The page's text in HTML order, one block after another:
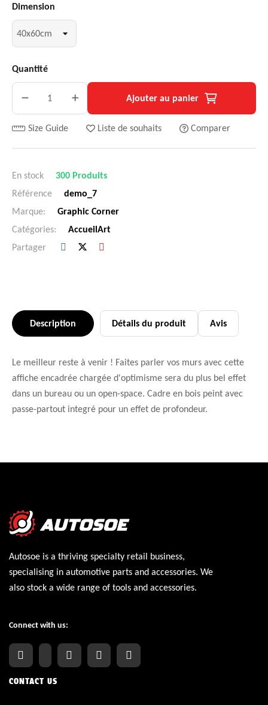
Dimension
Quantité
Ajouter au panier
Size Guide Liste de souhaits Comparer
En stock
300 Produits
Référence
demo_7
Marque:
Graphic Corner
Catégories:
AccueilArt
Partager
Description Détails du produit Avis
Le meilleur reste à venir ! Faites parler vos murs avec cette
affiche encadrée chargée d'optimisme sera du plus bel effet
dans un bureau ou un open-space. Cadre en bois peint avec
passe-partout integré pour un effet de profondeur.
Autosoe is a thriving specialty retail business,
specialising in automotive parts and accessories. We
also stock a wide range of tools and accessories.
Connect with us:
CONTACT US